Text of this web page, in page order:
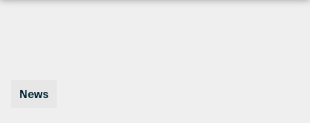
News